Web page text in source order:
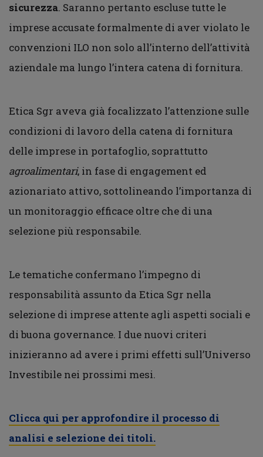
sicurezza. Saranno pertanto escluse tutte le
imprese accusate formalmente di aver violato le
convenzioni ILO non solo all’interno dell’attività
aziendale ma lungo l’intera catena di fornitura.
Etica Sgr aveva già focalizzato l’attenzione sulle
condizioni di lavoro della catena di fornitura
delle imprese in portafoglio, soprattutto
agroalimentari, in fase di engagement ed
azionariato attivo, sottolineando l’importanza di
un monitoraggio efficace oltre che di una
selezione più responsabile.
Le tematiche confermano l’impegno di
responsabilità assunto da Etica Sgr nella
selezione di imprese attente agli aspetti sociali e
di buona governance. I due nuovi criteri
inizieranno ad avere i primi effetti sull’Universo
Investibile nei prossimi mesi.
Clicca qui per approfondire il processo di
analisi e selezione dei titoli.